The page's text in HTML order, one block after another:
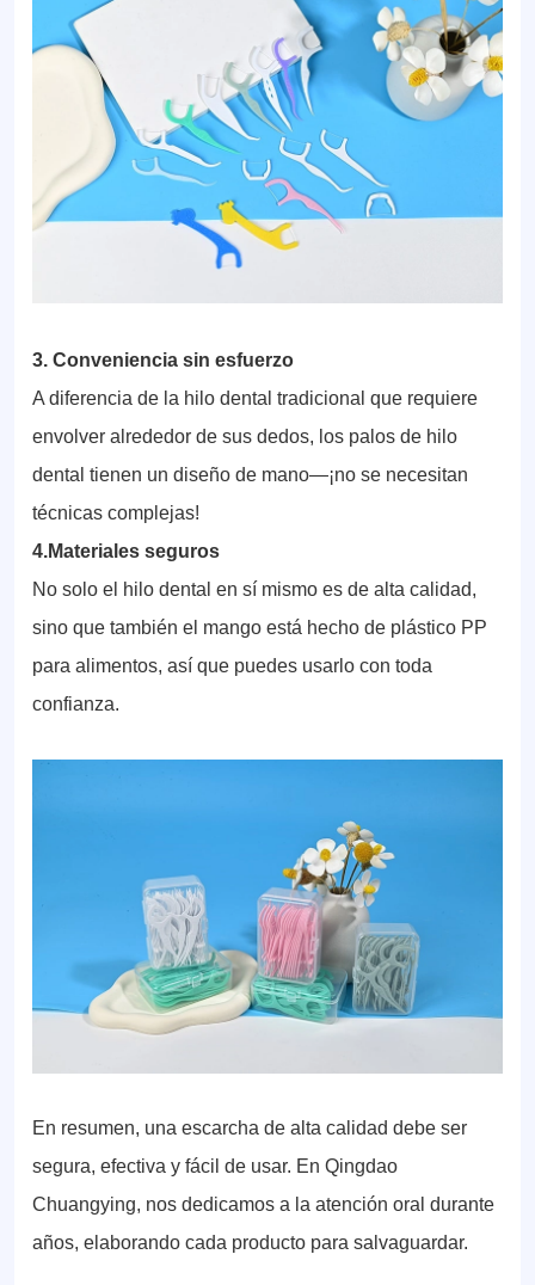
3. Conveniencia sin esfuerzo
A diferencia de la hilo dental tradicional que requiere
envolver alrededor de sus dedos, los palos de hilo
dental tienen un diseño de mano—¡no se necesitan
técnicas complejas!
4.Materiales seguros
No solo el hilo dental en sí mismo es de alta calidad,
sino que también el mango está hecho de plástico PP
para alimentos, así que puedes usarlo con toda
confianza.
En resumen, una escarcha de alta calidad debe ser
segura, efectiva y fácil de usar. En Qingdao
Chuangying, nos dedicamos a la atención oral durante
años, elaborando cada producto para salvaguardar.